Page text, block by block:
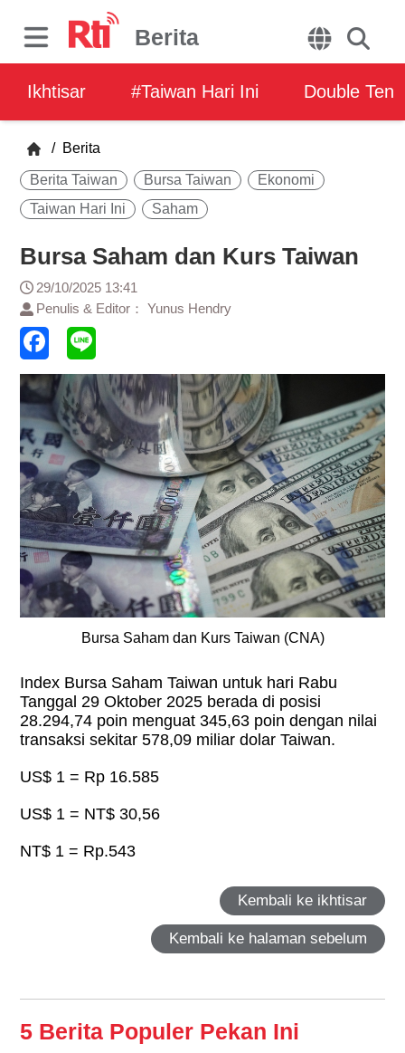
Berita
Ikhtisar #Taiwan Hari Ini Double Ten
/ Berita
Berita Taiwan Bursa Taiwan
Ekonomi
Taiwan Hari Ini
Saham
Bursa Saham dan Kurs Taiwan
29/10/2025 13:41
Penulis & Editor： Yunus Hendry
Bursa Saham dan Kurs Taiwan (CNA)
Index Bursa Saham Taiwan untuk hari Rabu
Tanggal 29 Oktober 2025 berada di posisi
28.294,74 poin menguat 345,63 poin dengan nilai
transaksi sekitar 578,09 miliar dolar Taiwan.
US$ 1 = Rp 16.585
US$ 1 = NT$ 30,56
NT$ 1 = Rp.543
Kembali ke ikhtisar
Kembali ke halaman sebelum
5 Berita Populer Pekan Ini